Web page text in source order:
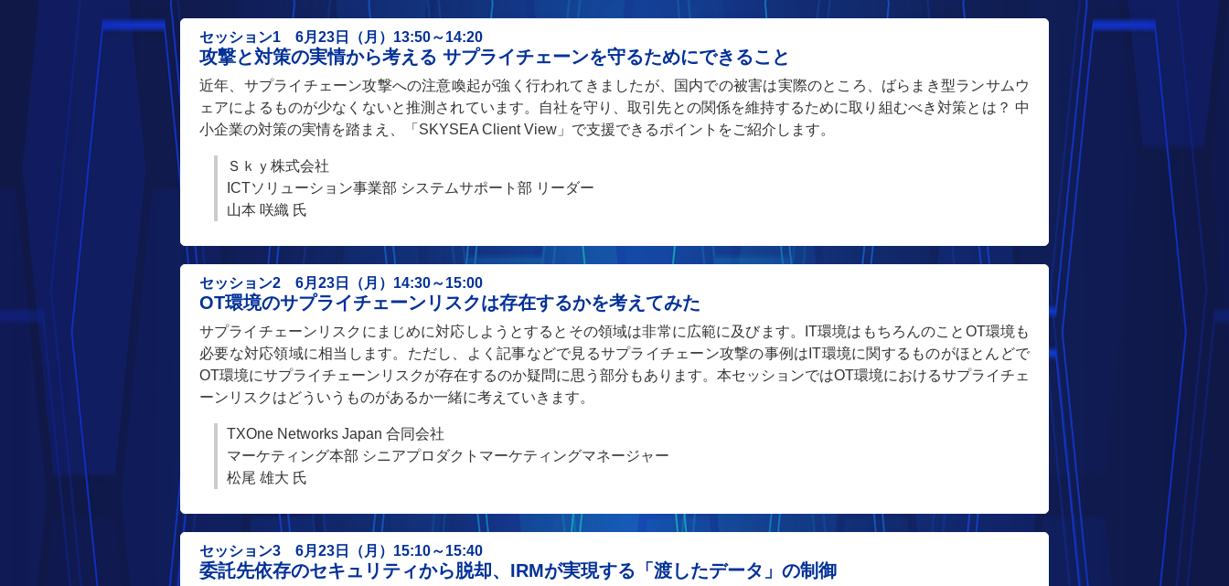
セッション1 6月23日（月）13:50～14:20
攻撃と対策の実情から考える サプライチェーンを守るためにできること
近年、サプライチェーン攻撃への注意喚起が強く行われてきましたが、国内での被害は実際のところ、ばらまき型ランサムウ
ェアによるものが少なくないと推測されています。自社を守り、取引先との関係を維持するために取り組むべき対策とは？ 中
小企業の対策の実情を踏まえ、「SKYSEA Client View」で支援できるポイントをご紹介します。
Ｓｋｙ株式会社
ICTソリューション事業部 システムサポート部 リーダー
山本 咲織 氏
セッション2 6月23日（月）14:30～15:00
OT環境のサプライチェーンリスクは存在するかを考えてみた
サプライチェーンリスクにまじめに対応しようとするとその領域は非常に広範に及びます。IT環境はもちろんのことOT環境も
必要な対応領域に相当します。ただし、よく記事などで見るサプライチェーン攻撃の事例はIT環境に関するものがほとんどで
OT環境にサプライチェーンリスクが存在するのか疑問に思う部分もあります。本セッションではOT環境におけるサプライチェ
ーンリスクはどういうものがあるか一緒に考えていきます。
TXOne Networks Japan 合同会社
マーケティング本部 シニアプロダクトマーケティングマネージャー
松尾 雄大 氏
セッション3 6月23日（月）15:10～15:40
委託先依存のセキュリティから脱却、IRMが実現する「渡したデータ」の制御